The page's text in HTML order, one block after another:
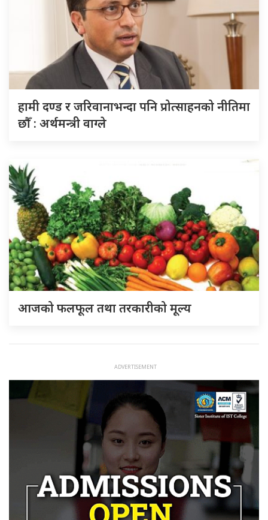
हामी दण्ड र जरिवानाभन्दा पनि प्रोत्साहनको नीतिमा
छौँ : अर्थमन्त्री वाग्ले
आजको फलफूल तथा तरकारीको मूल्य